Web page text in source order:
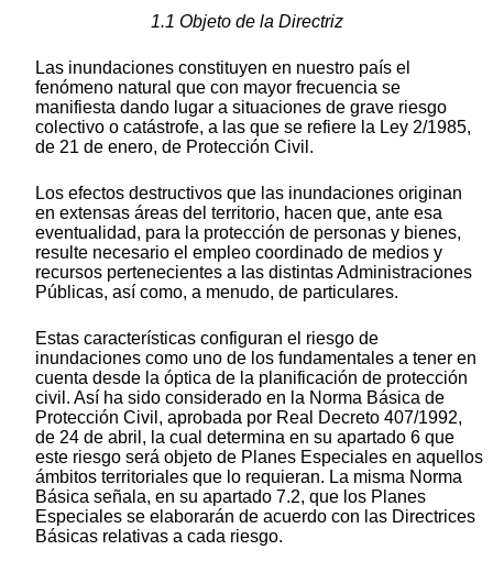
1.1 Objeto de la Directriz
Las inundaciones constituyen en nuestro país el
fenómeno natural que con mayor frecuencia se
manifiesta dando lugar a situaciones de grave riesgo
colectivo o catástrofe, a las que se refiere la Ley 2/1985,
de 21 de enero, de Protección Civil.
Los efectos destructivos que las inundaciones originan
en extensas áreas del territorio, hacen que, ante esa
eventualidad, para la protección de personas y bienes,
resulte necesario el empleo coordinado de medios y
recursos pertenecientes a las distintas Administraciones
Públicas, así como, a menudo, de particulares.
Estas características configuran el riesgo de
inundaciones como uno de los fundamentales a tener en
cuenta desde la óptica de la planificación de protección
civil. Así ha sido considerado en la Norma Básica de
Protección Civil, aprobada por Real Decreto 407/1992,
de 24 de abril, la cual determina en su apartado 6 que
este riesgo será objeto de Planes Especiales en aquellos
ámbitos territoriales que lo requieran. La misma Norma
Básica señala, en su apartado 7.2, que los Planes
Especiales se elaborarán de acuerdo con las Directrices
Básicas relativas a cada riesgo.